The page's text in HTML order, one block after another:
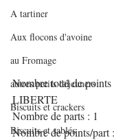
A tartiner
Aux flocons d'avoine
au Fromage
autres petits déjeuners
Biscuits et crackers
Biscuits et sablés
Nombre total de points
LIBERTE
Nombre de parts : 1
Nombre de points/